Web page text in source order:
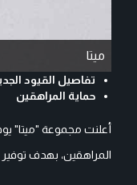
ميتا
تفاصيل القيود
حماية المراهقين
أعلنت مجموعة "ميتا"
المراهقين، بهدف